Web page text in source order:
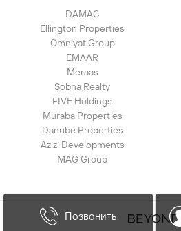
Позвонить
DAMAC
Ellington Properties
Omniyat Group
EMAAR
Meraas
Sobha Realty
FIVE Holdings
Muraba Properties
Danube Properties
Azizi Developments
MAG Group